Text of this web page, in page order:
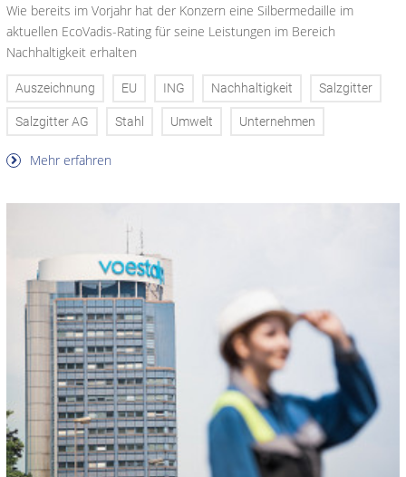
Wie bereits im Vorjahr hat der Konzern eine Silbermedaille im
aktuellen EcoVadis-Rating für seine Leistungen im Bereich
Nachhaltigkeit erhalten
Auszeichnung EU ING Nachhaltigkeit Salzgitter
Salzgitter AG Stahl Umwelt Unternehmen
Mehr erfahren